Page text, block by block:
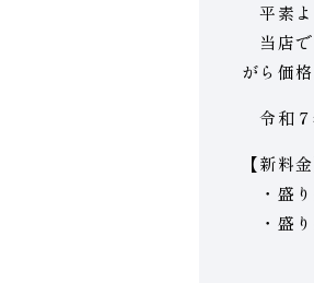
平素よ
当店で
がら価
令和７
【新料金
・盛り
・盛